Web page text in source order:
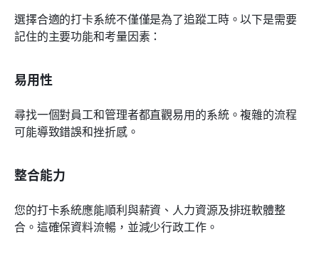
選擇合適的打卡系統不僅僅是為了追蹤工時。以下是需要
記住的主要功能和考量因素：
易用性
尋找一個對員工和管理者都直觀易用的系統。複雜的流程
可能導致錯誤和挫折感。
整合能力
您的打卡系統應能順利與薪資、人力資源及排班軟體整
合。這確保資料流暢，並減少行政工作。